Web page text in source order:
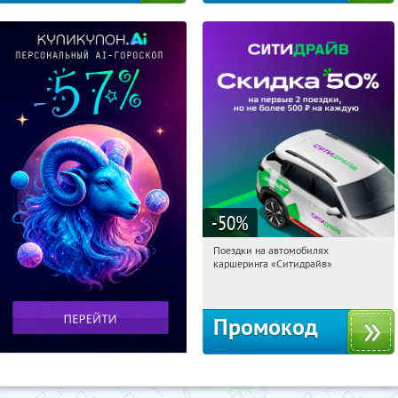
-50%
00:53:02
Получи первым!
Поездки на автомобилях
каршеринга «Ситидрайв»
Промокод